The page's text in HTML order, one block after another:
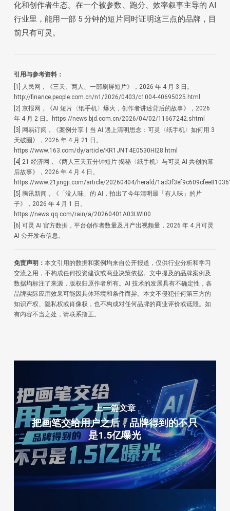
化和创作者生态。在一个被参数、跑分、效率叙事主导的 AI
行业里，能用一部 5 分钟的短片同时证明这三点的品牌，目
前只有可灵。
引用与参考资料：
[1] 人民网，《三天、两人、一部刷屏短片》，2026 年 4 月 3 日。
http://finance.people.com.cn/n1/2026/0403/c1004-40695025.html
[2] 京报网，《AI 短片〈纸手机〉爆火，创作者讲述背后的故事》，2026
年 4 月 2 日。https://news.bjd.com.cn/2026/04/02/11667242.shtml
[3] 网易订阅，《案例分享丨当 AI 遇上清明思念：可灵〈纸手机〉如何用 3
天破圈》，2026 年 4 月 21 日。
https://www.163.com/dy/article/KR1JNT4E0530HI28.html
[4] 21 经济网，《两人三天五分钟短片 揭秘〈纸手机〉与可灵 AI 共创的幕
后故事》，2026 年 4 月 4 日。
https://www.21jingji.com/article/20260404/herald/
[5] 腾讯新闻，《「没人味」的 AI，拍出了今年清明最「有人味」的片
子》，2026 年 4 月 1 日。
https://news.qq.com/rain/a/20260401A03LWI00
[6] 可灵 AI 官方数据，平台创作者数量及月产出视频量，2026 年 4 月可灵
AI 公开发布信息。
免责声明： 本文引用的数据和案例均来自公开报道，仅供行业分析和学习
交流之用，不构成任何投资建议或商业决策依据。文中提及的品牌案例及
数据均标注了来源，版权归原作者所有。AI 技术的发展具有不确定性，各
品牌实际应用效果可能因具体环境和条件而异。本文不侵犯任何第三方的
知识产权、隐私权或肖像权，也不构成对任何品牌的商业评价或诋毁。如
有内容不当之处，请联系指正。
上一篇文章
把画笔交给用户之后，品牌得到的不只
是1.5亿曝光